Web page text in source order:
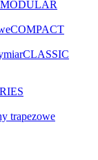
MODULAR
COMPACT
CLASSIC
trapezowe